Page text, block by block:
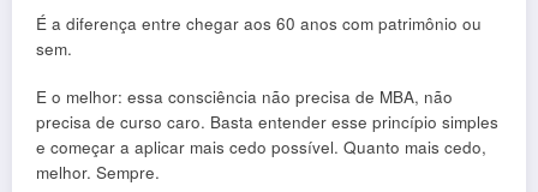
É a diferença entre chegar aos 60 anos com patrimônio ou
sem.
E o melhor: essa consciência não precisa de MBA, não
precisa de curso caro. Basta entender esse princípio simples
e começar a aplicar mais cedo possível. Quanto mais cedo,
melhor. Sempre.